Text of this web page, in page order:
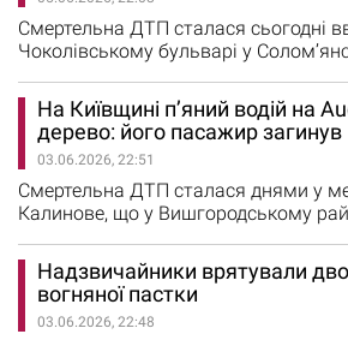
житлового будинку. Рятувальники…
Смертельна ДТП сталася сьогодні
Чоколівському бульварі у
Benz виїхав на великій швидкості на
де збив людей. Про це повідомили
Внаслідок аварії загинули четверо
отримали травми. Сам водій після
затиснутим…
На Київщині п’яний водій на
дерево: його пасажир загинув
03.06.2026, 22:51
Смертельна ДТП сталася днями у
Калинове, що у Вишгородському
кювет і врізався в дерево. Про це
Київщини. Правоохоронці
водій на заокругленій дорозі, не
керуванням, зʼїхав у кювет, де
Надзвичайники врятували
вогняної пастки
03.06.2026, 22:48